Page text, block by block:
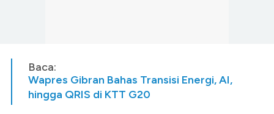
Baca:
Wapres Gibran Bahas Transisi Energi, AI,
hingga QRIS di KTT G20